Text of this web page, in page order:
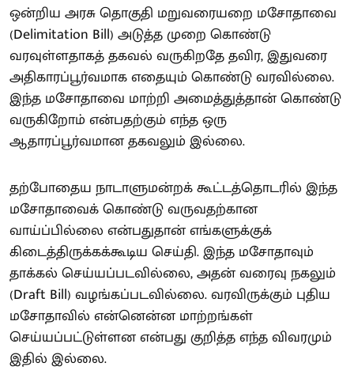
ஒன்றிய அரசு தொகுதி மறுவரையறை மசோதாவை
(Delimitation Bill) அடுத்த முறை கொண்டு
வரவுள்ளதாகத் தகவல் வருகிறதே தவிர, இதுவரை
அதிகாரப்பூர்வமாக எதையும் கொண்டு வரவில்லை.
இந்த மசோதாவை மாற்றி அமைத்துத்தான் கொண்டு
வருகிறோம் என்பதற்கும் எந்த ஒரு
ஆதாரப்பூர்வமான தகவலும் இல்லை.
தற்போதைய நாடாளுமன்றக் கூட்டத்தொடரில் இந்த
மசோதாவைக் கொண்டு வருவதற்கான
வாய்ப்பில்லை என்பதுதான் எங்களுக்குக்
கிடைத்திருக்கக்கூடிய செய்தி. இந்த மசோதாவும்
தாக்கல் செய்யப்படவில்லை, அதன் வரைவு நகலும்
(Draft Bill) வழங்கப்படவில்லை. வரவிருக்கும் புதிய
மசோதாவில் என்னென்ன மாற்றங்கள்
செய்யப்பட்டுள்ளன என்பது குறித்த எந்த விவரமும்
இதில் இல்லை.